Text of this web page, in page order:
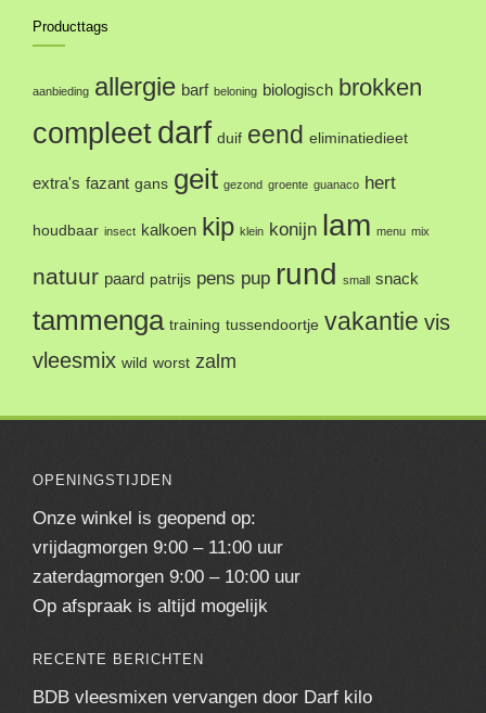
Producttags
aanbieding allergie barf beloning biologisch brokken
compleet darf duif eend eliminatiedieet
extra's fazant gans geit gezond groente guanaco hert
houdbaar insect kalkoen kip klein konijn lam menu mix
natuur paard patrijs pens pup rund small snack
tammenga training tussendoortje vakantie vis
vleesmix wild worst zalm
OPENINGSTIJDEN
Onze winkel is geopend op:
vrijdagmorgen 9:00 – 11:00 uur
zaterdagmorgen 9:00 – 10:00 uur
Op afspraak is altijd mogelijk
RECENTE BERICHTEN
BDB vleesmixen vervangen door Darf kilo